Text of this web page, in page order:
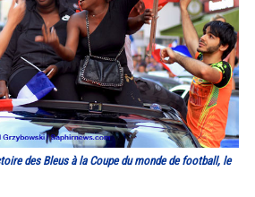
des Bleus à la Coupe du monde de football, le